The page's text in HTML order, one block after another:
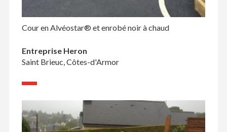
Cour en Alvéostar® et enrobé noir à chaud
Entreprise Heron
Saint Brieuc, Côtes-d'Armor